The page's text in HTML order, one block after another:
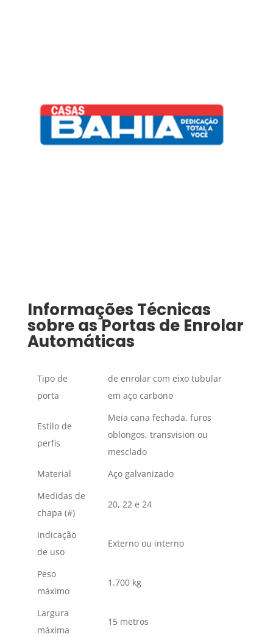
Informações Técnicas
sobre as Portas de Enrolar
Automáticas
Tipo de
porta
de enrolar com eixo tubular
em aço carbono
Estilo de
perfis
Meia cana fechada, furos
oblongos, transvision ou
mesclado
Material
Aço galvanizado
Medidas de
chapa (#)
20, 22 e 24
Indicação
de uso
Externo ou interno
Peso
máximo
1.700 kg
Largura
máxima
15 metros